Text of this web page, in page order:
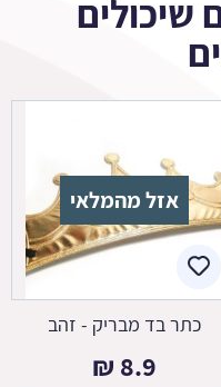
שיכולים
אזל מהמלאי
כתר בד מבריק - זהב
8.9
₪